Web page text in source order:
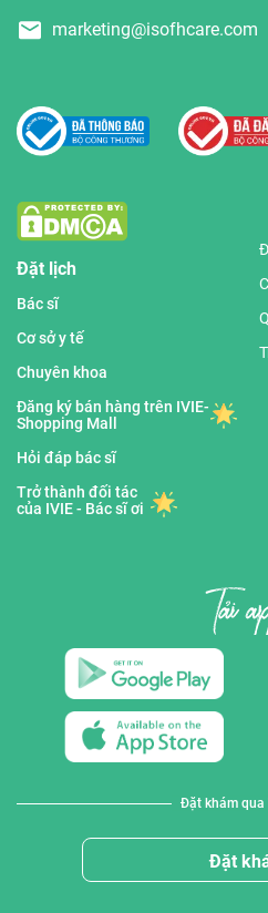
marketing@isofhcare.com
Đặt lịch
Bác sĩ
Cơ sở y tế
Chuyên khoa
Đăng ký bán hàng trên IVIE-
Shopping Mall
Hỏi đáp bác sĩ
Trở thành đối tác
của IVIE - Bác sĩ ơi
Đặt khám qua
Đặt